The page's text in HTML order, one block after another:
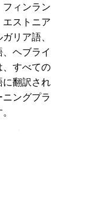
ィンラン
エストニア
リア語、
ヘブライ
、すべての
に翻訳され
ングプラ